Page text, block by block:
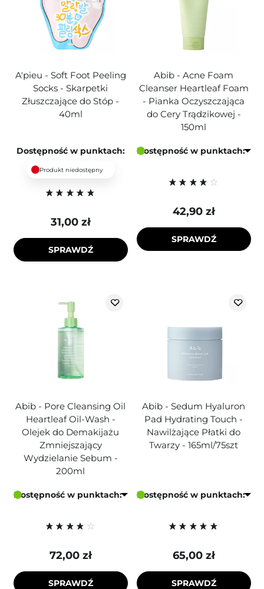
A'pieu - Soft Foot Peeling
Socks - Skarpetki
Złuszczające do Stóp -
40ml
Dostępność w punktach:
Produkt niedostępny
31,00 zł
SPRAWDŹ
Abib - Acne Foam
Cleanser Heartleaf Foam
- Pianka Oczyszczająca
do Cery Trądzikowej -
150ml
Dostępność w punktach:
42,90 zł
SPRAWDŹ
Abib - Pore Cleansing Oil
Heartleaf Oil-Wash -
Olejek do Demakijażu
Zmniejszający
Wydzielanie Sebum -
200ml
Dostępność w punktach:
72,00 zł
SPRAWDŹ
Abib - Sedum Hyaluron
Pad Hydrating Touch -
Nawilżające Płatki do
Twarzy - 165ml/75szt
Dostępność w punktach:
65,00 zł
SPRAWDŹ